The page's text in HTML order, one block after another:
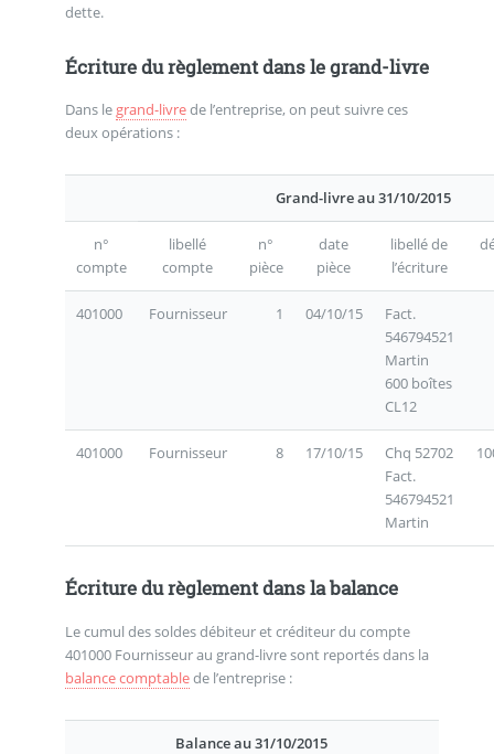
dette.
Écriture du règlement dans le grand-livre
Dans le grand-livrede l’entreprise, on peut suivre ces
deux opérations :
Grand-livre au 31/10/2015
n°
compte
libellé
compte
n°
pièce
date
pièce
libellé de
l’écriture
401000 Fournisseur 1 04/10/15
Fact.
546794521
Martin
600 boîtes
CL12
401000 Fournisseur 8 17/10/15
Chq 52702
Fact.
546794521
Martin
Écriture du règlement dans la balance
Le cumul des soldes débiteur et créditeur du compte
401000 Fournisseur au grand-livre sont reportés dans la
balance comptablede l’entreprise :
Balance au 31/10/2015